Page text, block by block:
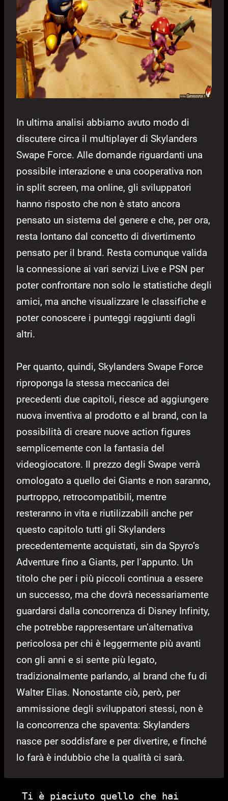
In ultima analisi abbiamo avuto modo di
discutere circa il multiplayer di Skylanders
Swape Force. Alle domande riguardanti una
possibile interazione e una cooperativa non
in split screen, ma online, gli sviluppatori
hanno risposto che non è stato ancora
pensato un sistema del genere e che, per ora,
resta lontano dal concetto di divertimento
pensato per il brand. Resta comunque valida
la connessione ai vari servizi Live e PSN per
poter confrontare non solo le statistiche degli
amici, ma anche visualizzare le classifiche e
poter conoscere i punteggi raggiunti dagli
altri.
Per quanto, quindi, Skylanders Swape Force
riproponga la stessa meccanica dei
precedenti due capitoli, riesce ad aggiungere
nuova inventiva al prodotto e al brand, con la
possibilità di creare nuove action figures
semplicemente con la fantasia del
videogiocatore. Il prezzo degli Swape verrà
omologato a quello dei Giants e non saranno,
purtroppo, retrocompatibili, mentre
resteranno in vita e riutilizzabili anche per
questo capitolo tutti gli Skylanders
precedentemente acquistati, sin da Spyro’s
Adventure fino a Giants, per l’appunto. Un
titolo che per i più piccoli continua a essere
un successo, ma che dovrà necessariamente
guardarsi dalla concorrenza di Disney Infinity,
che potrebbe rappresentare un’alternativa
pericolosa per chi è leggermente più avanti
con gli anni e si sente più legato,
tradizionalmente parlando, al brand che fu di
Walter Elias. Nonostante ciò, però, per
ammissione degli sviluppatori stessi, non è
la concorrenza che spaventa: Skylanders
nasce per soddisfare e per divertire, e finché
lo farà è indubbio che la qualità ci sarà.
Ti è piaciuto quello che hai